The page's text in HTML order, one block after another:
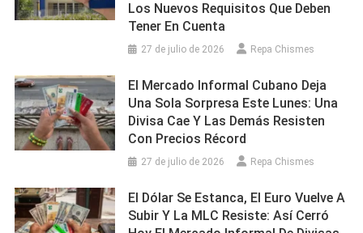
Los Nuevos Requisitos Que Deben
Tener En Cuenta
27 de julio de 2026 Repa Chismes
El Mercado Informal Cubano Deja
Una Sola Sorpresa Este Lunes: Una
Divisa Cae Y Las Demás Resisten
Con Precios Récord
27 de julio de 2026 Repa Chismes
El Dólar Se Estanca, El Euro Vuelve A
Subir Y La MLC Resiste: Así Cerró